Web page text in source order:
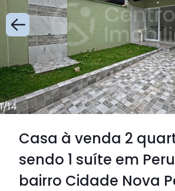
1/14
Casa à venda 2
sendo 1 suíte em
bairro Cidade Nova